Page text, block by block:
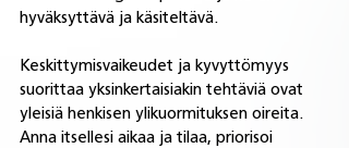
hyväksyttävä ja käsiteltävä.
Keskittymisvaikeudet ja kyvyttömyys
suorittaa yksinkertaisiakin tehtäviä ovat
yleisiä henkisen ylikuormituksen oireita.
Anna itsellesi aikaa ja tilaa, priorisoi